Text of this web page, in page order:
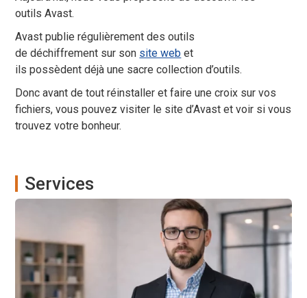
outils Avast.
Avast publie régulièrement des outils
de déchiffrement sur son site web et
ils possèdent déjà une sacre collection d’outils.
Donc avant de tout réinstaller et faire une croix sur vos
fichiers, vous pouvez visiter le site d’Avast et voir si vous
trouvez votre bonheur.
Services